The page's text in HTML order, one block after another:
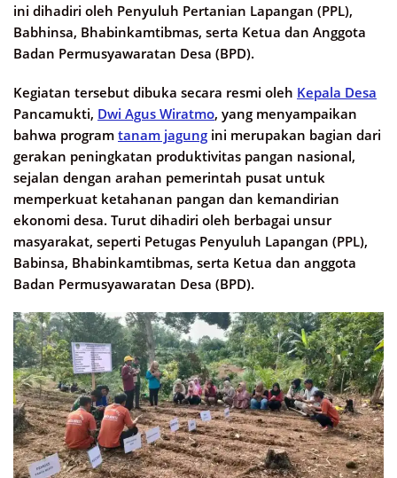
ini dihadiri oleh Penyuluh Pertanian Lapangan (PPL),
Babhinsa, Bhabinkamtibmas, serta Ketua dan Anggota
Badan Permusyawaratan Desa (BPD).
Kegiatan tersebut dibuka secara resmi oleh Kepala Desa
Pancamukti, Dwi Agus Wiratmo, yang menyampaikan
bahwa program tanam jagung ini merupakan bagian dari
gerakan peningkatan produktivitas pangan nasional,
sejalan dengan arahan pemerintah pusat untuk
memperkuat ketahanan pangan dan kemandirian
ekonomi desa. Turut dihadiri oleh berbagai unsur
masyarakat, seperti Petugas Penyuluh Lapangan (PPL),
Babinsa, Bhabinkamtibmas, serta Ketua dan anggota
Badan Permusyawaratan Desa (BPD).